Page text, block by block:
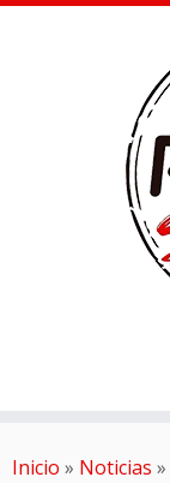
Inicio » Noticias »